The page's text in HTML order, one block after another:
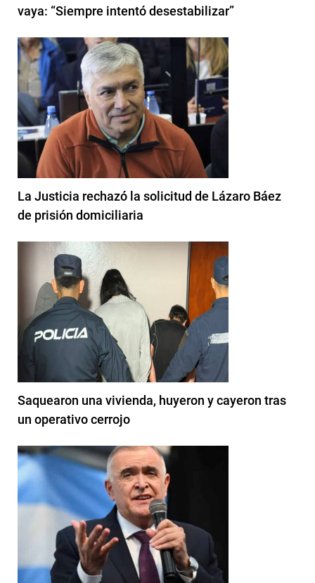
vaya: “Siempre intentó desestabilizar”
La Justicia rechazó la solicitud de Lázaro Báez
de prisión domiciliaria
Saquearon una vivienda, huyeron y cayeron tras
un operativo cerrojo